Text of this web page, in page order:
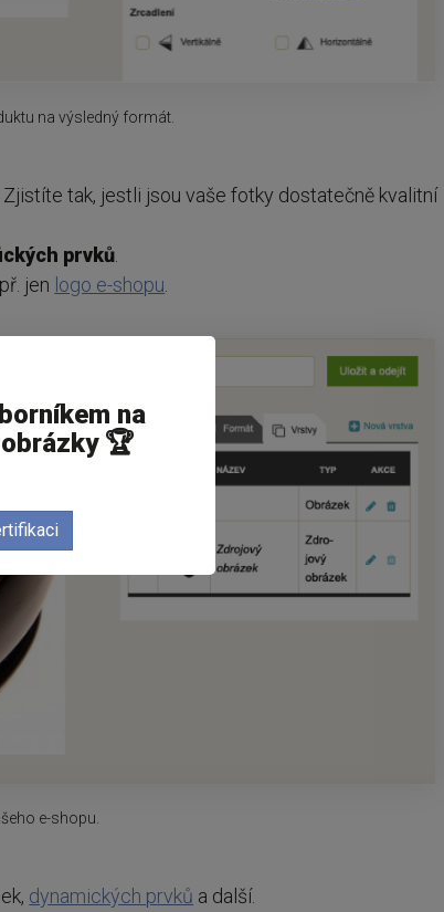
na výsledný formát.
Zjistíte tak, jestli jsou vaše fotky dostatečně kvalitní
prvků.
jen logo e-shopu.
e-shopu.
dynamických prvků a další.
na
🏆